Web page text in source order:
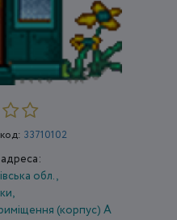
33710102
обл.,
(корпус) А